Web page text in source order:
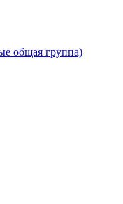
общая группа)